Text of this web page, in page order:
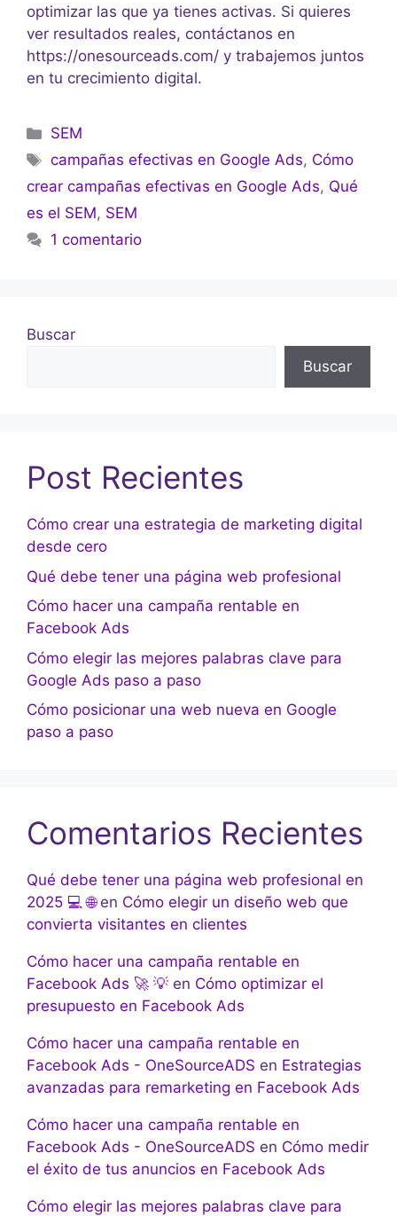
optimizar las que ya tienes activas. Si quieres
ver resultados reales, contáctanos en
https://onesourceads.com/ y trabajemos juntos
en tu crecimiento digital.
SEM
campañas efectivas en Google Ads, Cómo
crear campañas efectivas en Google Ads, Qué
es el SEM, SEM
1 comentario
Buscar
Buscar
Post Recientes
Cómo crear una estrategia de marketing digital
desde cero
Qué debe tener una página web profesional
Cómo hacer una campaña rentable en
Facebook Ads
Cómo elegir las mejores palabras clave para
Google Ads paso a paso
Cómo posicionar una web nueva en Google
paso a paso
Comentarios Recientes
Qué debe tener una página web profesional en
2025 💻 🌐en Cómo elegir un diseño web que
convierta visitantes en clientes
Cómo hacer una campaña rentable en
Facebook Ads 🚀 💡 en Cómo optimizar el
presupuesto en Facebook Ads
Cómo hacer una campaña rentable en
Facebook Ads - OneSourceADS en Estrategias
avanzadas para remarketing en Facebook Ads
Cómo hacer una campaña rentable en
Facebook Ads - OneSourceADS en Cómo medir
el éxito de tus anuncios en Facebook Ads
Cómo elegir las mejores palabras clave para